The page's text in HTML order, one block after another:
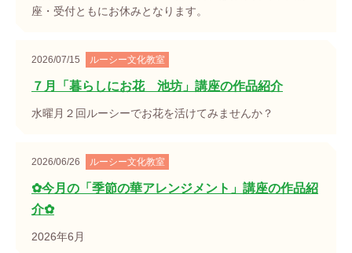
座・受付ともにお休みとなります。
2026/07/15 ルーシー文化教室
７月「暮らしにお花 池坊」講座の作品紹介
水曜月２回ルーシーでお花を活けてみませんか？
2026/06/26 ルーシー文化教室
✿今月の「季節の華アレンジメント」講座の作品紹
介✿
2026年6月